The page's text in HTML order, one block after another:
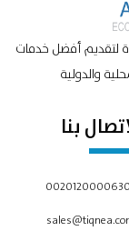
لتقديم أفضل خدمات
والدولية
بنا